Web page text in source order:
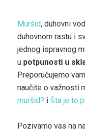
Muršid, duhovni
duhovnom rastu i
jednog ispravnog
u potpunosti u
Preporučujemo
naučite o važnosti
muršid? i Šta je to
Pozivamo vas na